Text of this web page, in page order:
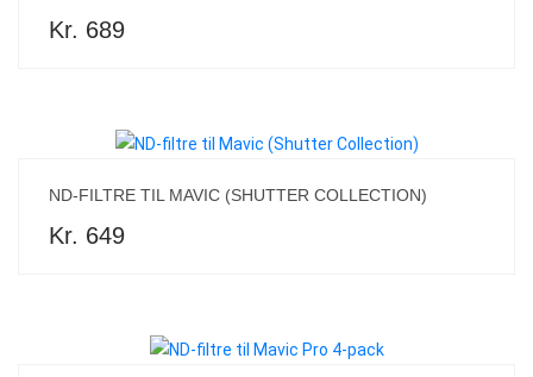
Kr. 689
ND-FILTRE TIL MAVIC (SHUTTER COLLECTION)
Kr. 649